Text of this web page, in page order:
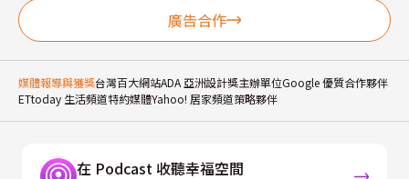
廣告合作
媒體報導與獲獎台灣百大網站ADA 亞洲設計獎主辦單位Google 優質合作夥伴
ETtoday 生活頻道特約媒體Yahoo! 居家頻道策略夥伴
在 Podcast 收聽幸福空間